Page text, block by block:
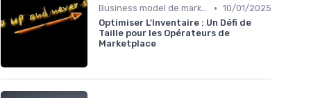
Business model de marketplace • 10/01/2025
Optimiser L'Inventaire : Un Défi de
Taille pour les Opérateurs de
Marketplace